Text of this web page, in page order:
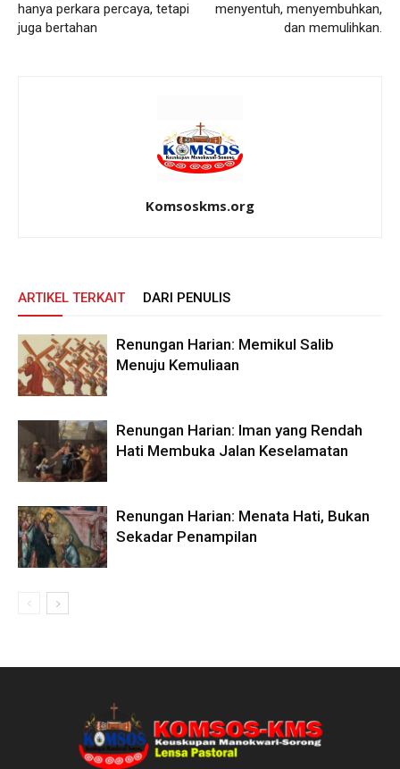
hanya perkara percaya, tetapi
juga bertahan
menyentuh, menyembuhkan,
dan memulihkan.
Komsoskms.org
ARTIKEL TERKAIT DARI PENULIS
Renungan Harian: Memikul Salib
Menuju Kemuliaan
Renungan Harian: Iman yang Rendah
Hati Membuka Jalan Keselamatan
Renungan Harian: Menata Hati, Bukan
Sekadar Penampilan